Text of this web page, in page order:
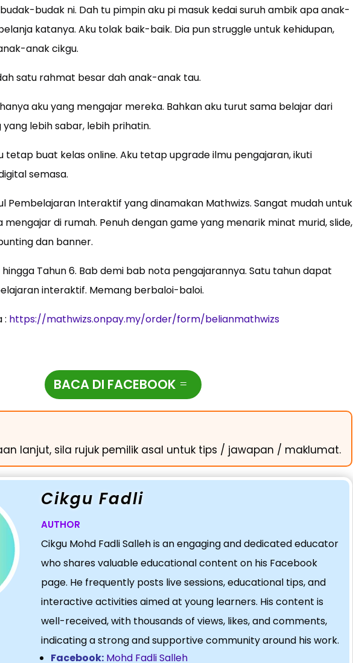
budak ni. Dah tu pimpin aku pi masuk kedai suruh ambik apa anak-
katanya. Aku tolak baik-baik. Dia pun struggle untuk kehidupan,
anak cikgu.
satu rahmat besar dah anak-anak tau.
aku yang mengajar mereka. Bahkan aku turut sama belajar dari
lebih sabar, lebih prihatin.
tetap buat kelas online. Aku tetap upgrade ilmu pengajaran, ikuti
semasa.
Pembelajaran Interaktif yang dinamakan Mathwizs. Sangat mudah untuk
di rumah. Penuh dengan game yang menarik minat murid, slide,
dan banner.
hingga Tahun 6. Bab demi bab nota pengajarannya. Satu tahun dapat
interaktif. Memang berbaloi-baloi.
: https://mathwizs.onpay.my/order/form/belianmathwizs
BACA DI FACEBOOK
lanjut, sila rujuk pemilik asal untuk tips / jawapan / maklumat.
Cikgu Fadli
AUTHOR
Cikgu Mohd Fadli Salleh is an engaging and dedicated educator
who shares valuable educational content on his Facebook
page. He frequently posts live sessions, educational tips, and
interactive activities aimed at young learners. His content is
well-received, with thousands of views, likes, and comments,
indicating a strong and supportive community around his work.
Facebook: Mohd Fadli Salleh